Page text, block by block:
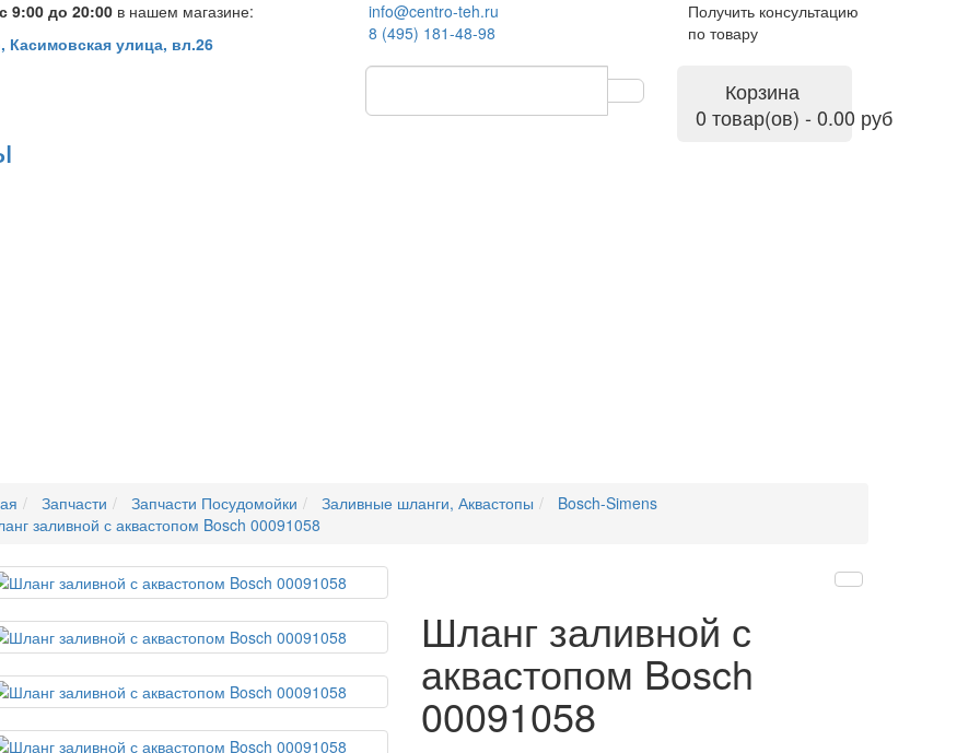
9:00 до 20:00 в нашем магазине:
улица, вл.26
info@centro-teh.ru
8 (495) 181-48-98
Получить консультацию
по товару
Корзина
0 товар(ов) - 0.00 руб
Запчасти Запчасти Посудомойки Заливные шланги, Аквастопы
Bosch-Simens
заливной с аквастопом Bosch 00091058
Шланг заливной с
аквастопом Bosch
00091058